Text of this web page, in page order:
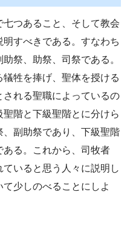
つあること、そして教会
すべきである。すなわち
祭、助祭、司祭である。
牲を捧げ、聖体を授ける
れる聖職によっているの
階と下級聖階とに分けら
副助祭であり、下級聖階
る。これから、司牧者
いると思う人々に説明し
少しのべることにしよ